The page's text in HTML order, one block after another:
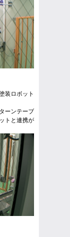
装ロボット
ーンテーブ
トと連携が